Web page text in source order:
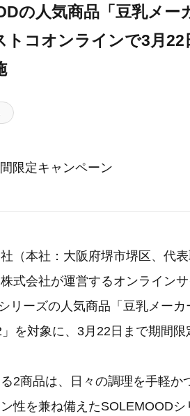
の人気商品「豆乳メ
トコオンラインで3月
限定キャンペーン
（本社：大阪府堺市堺区、代
式会社が運営するオンライン
リーズの人気商品「豆乳メー
を対象に、3月22日まで期間
2商品は、日々の調理を手軽
性を兼ね備えたSOLEMOODシ